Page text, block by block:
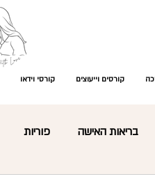
קורסים וייעוצים קורסי וידאו
בריאות האישה פוריות